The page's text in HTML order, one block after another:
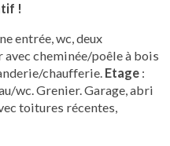
!
entrée, wc, deux
cheminée/poêle à bois
chaufferie. Etage :
wc. Grenier. Garage, abri
toitures récentes,